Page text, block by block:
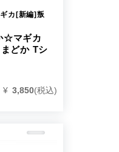
カ[新編]叛
☆マギカ
どか Tシ
¥ 3,850(税込)